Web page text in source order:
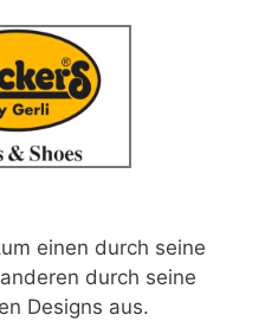
einen durch seine
durch seine
Designs aus.